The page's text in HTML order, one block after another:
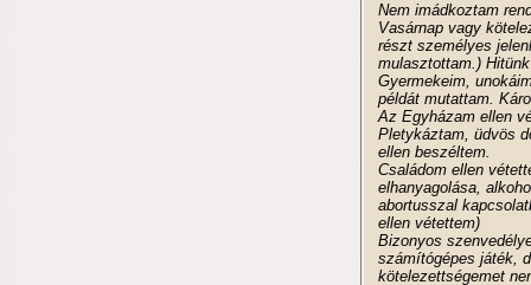
Nem imádkoztam
Vasárnap vagy
részt személyes
mulasztottam.)
Gyermekeim,
példát mutattam.
Az Egyházam ellen
Pletykáztam, üdvös
ellen beszéltem.
Családom ellen
elhanyagolása,
abortusszal
ellen vétettem)
Bizonyos
számítógépes játék,
kötelezettségemet